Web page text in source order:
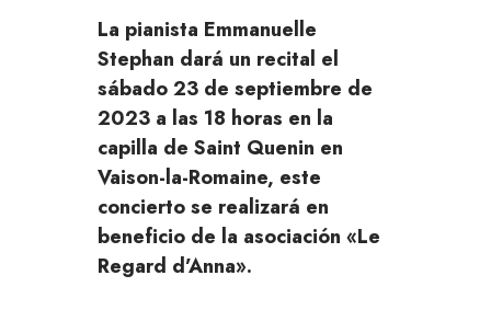
La pianista Emmanuelle
Stephan dará un recital el
sábado 23 de septiembre de
2023 a las 18 horas en la
capilla de Saint Quenin en
Vaison-la-Romaine, este
concierto se realizará en
beneficio de la asociación «Le
Regard d’Anna».